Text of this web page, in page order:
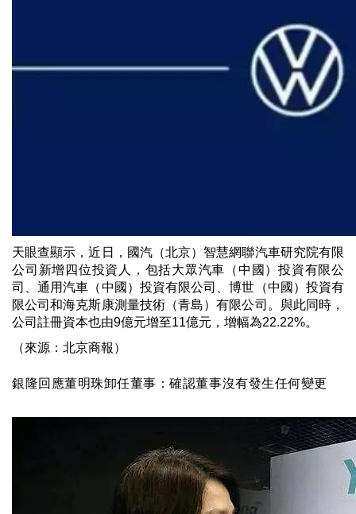
天眼查顯示，近日，國汽（北京）智慧網聯汽車研究院有限
公司新增四位投資人，包括大眾汽車（中國）投資有限公
司、通用汽車（中國）投資有限公司、博世（中國）投資有
限公司和海克斯康測量技術（青島）有限公司。與此同時，
公司註冊資本也由9億元增至11億元，增幅為22.22%。
（來源：北京商報）
銀隆回應董明珠卸任董事：確認董事沒有發生任何變更